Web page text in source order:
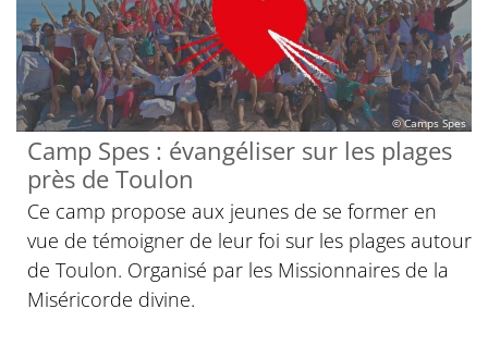
© Camps Spes
Camp Spes : évangéliser sur les plages
près de Toulon
Ce camp propose aux jeunes de se former en
vue de témoigner de leur foi sur les plages autour
de Toulon. Organisé par les Missionnaires de la
Miséricorde divine.